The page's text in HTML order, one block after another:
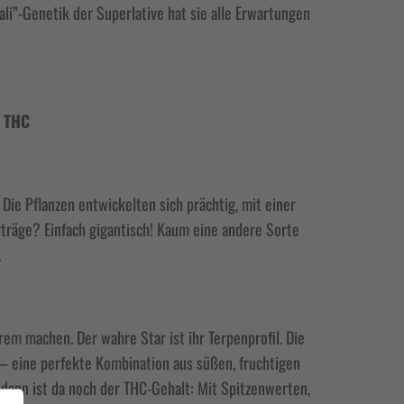
Genetik der Superlative hat sie alle Erwartungen
Pflanzen entwickelten sich prächtig, mit einer
Einfach gigantisch! Kaum eine andere Sorte
machen. Der wahre Star ist ihr Terpenprofil. Die
eine perfekte Kombination aus süßen, fruchtigen
ist da noch der THC-Gehalt: Mit Spitzenwerten,
Schließen